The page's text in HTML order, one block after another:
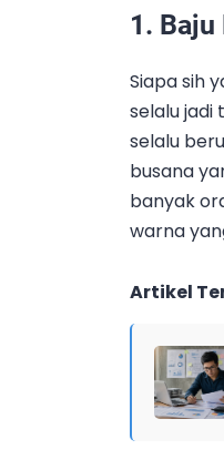
1. Baju
Siapa sih
selalu jadi
selalu
busana
banyak
warna
Artikel